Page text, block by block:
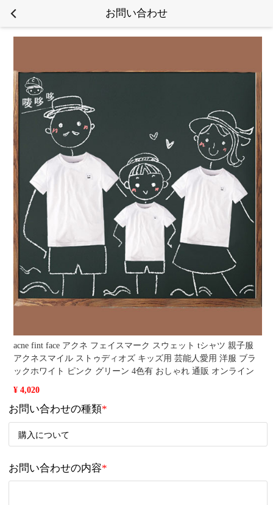
お問い合わせ
acne fint face アクネ フェイスマーク スウェット tシャツ 親子服
アクネスマイル ストゥディオズ キッズ用 芸能人愛用 洋服 ブラ
ックホワイト ピンク グリーン 4色有 おしゃれ 通販 オンライン
¥ 4,020
お問い合わせの種類*
お問い合わせの内容*